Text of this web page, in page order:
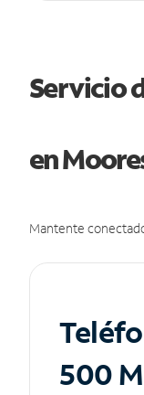
Servicio
en
Mantente
500